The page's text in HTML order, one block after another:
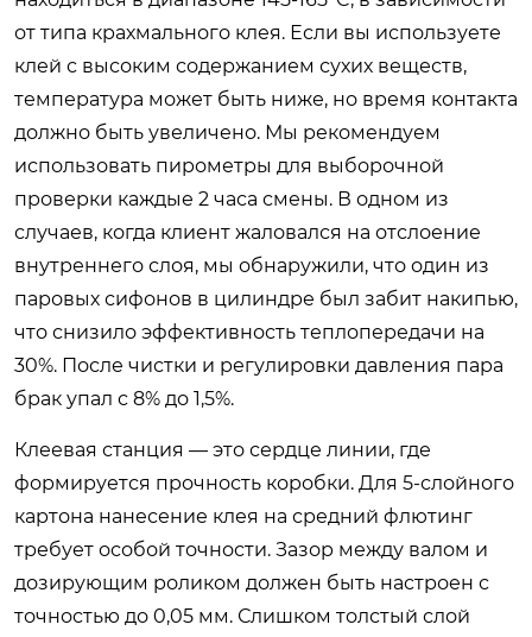
от типа крахмального клея. Если вы используете
клей с высоким содержанием сухих веществ,
температура может быть ниже, но время контакта
должно быть увеличено. Мы рекомендуем
использовать пирометры для выборочной
проверки каждые 2 часа смены. В одном из
случаев, когда клиент жаловался на отслоение
внутреннего слоя, мы обнаружили, что один из
паровых сифонов в цилиндре был забит накипью,
что снизило эффективность теплопередачи на
30%. После чистки и регулировки давления пара
брак упал с 8% до 1,5%.
Клеевая станция — это сердце линии, где
формируется прочность коробки. Для 5-слойного
картона нанесение клея на средний флютинг
требует особой точности. Зазор между валом и
дозирующим роликом должен быть настроен с
точностью до 0,05 мм. Слишком толстый слой